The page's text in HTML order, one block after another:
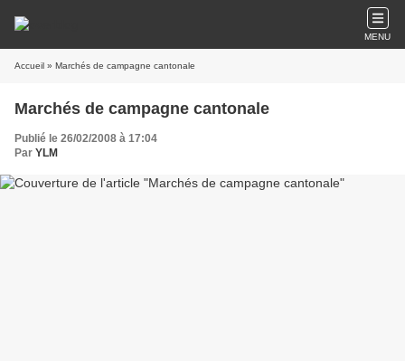
MENU
Accueil » Marchés de campagne cantonale
Marchés de campagne cantonale
Publié le 26/02/2008 à 17:04
Par YLM